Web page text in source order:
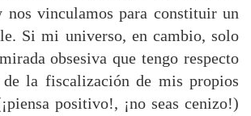
nos vinculamos para constituir un
Si mi universo, en cambio, solo
obsesiva que tengo respecto
la fiscalización de mis propios
positivo!, ¡no seas cenizo!)